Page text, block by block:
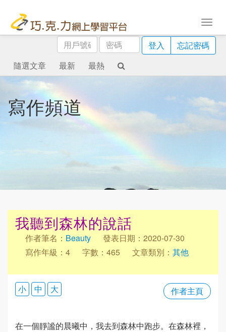
用
戶
號
碼
密
碼
登入
忘記密碼
隨選文章
最新 最熱
寫作頻道
我聽到森林的說話
作者筆名： Beauty
發表日期：2020-07-30
寫作年級：4
字數：465 文章類別： 其他
作者主頁
小 中 大
在一個靜謐的晨曦中，我去到森林中跑步。在森林裡，